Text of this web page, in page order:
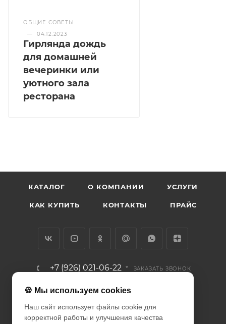
ОБЩИЕ СОВЕТЫ
—
04.12.2023
Гирлянда дождь
для домашней
вечеринки или
уютного зала
ресторана
КАТАЛОГ О КОМПАНИИ УСЛУГИ
КАК КУПИТЬ КОНТАКТЫ ПРАЙС
+7 (926) 021-06-22 ЗАКАЗАТЬ ЗВОНОК
info@diodcity.ru
г. Москва, Союзный проспект, д.
14/9, метро Новогиреево
🍪 Мы используем cookies
Наш сайт использует файлы cookie для
корректной работы и улучшения качества